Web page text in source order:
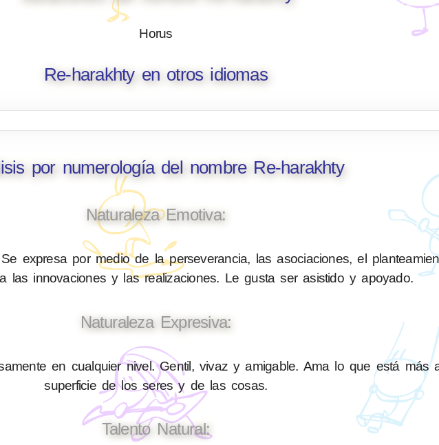
Horus
Re-harakhty en otros idiomas
por numerología del nombre Re-harakhty
Naturaleza Emotiva:
expresa por medio de la perseverancia, las asociaciones, el
las innovaciones y las realizaciones. Le gusta ser asistido y apoyado.
Naturaleza Expresiva:
en cualquier nivel. Gentil, vivaz y amigable. Ama lo que está más
superficie de los seres y de las cosas.
Talento Natural: